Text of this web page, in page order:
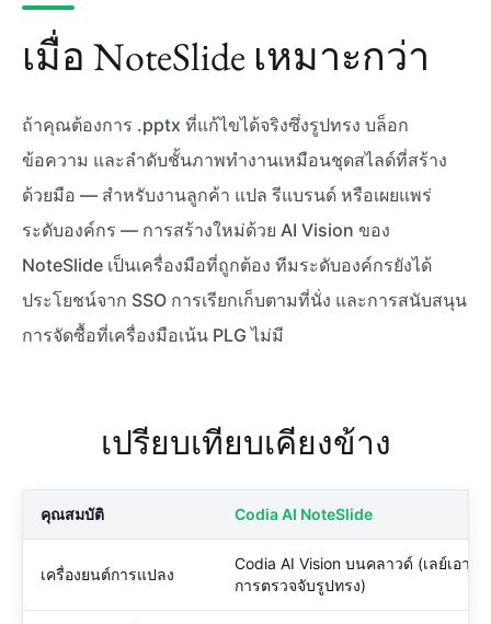
เมื่อ NoteSlide เหมาะกว่า
ถ้าคุณต้องการ .pptx ที่แก้ไขได้จริงซึ่งรูปทรง บล็อก
ข้อความ และลำดับชั้นภาพทำงานเหมือนชุดสไลด์ที่สร้าง
ด้วยมือ — สำหรับงานลูกค้า แปล รีแบรนด์ หรือเผยแพร่
ระดับองค์กร — การสร้างใหม่ด้วย AI Vision ของ
NoteSlide เป็นเครื่องมือที่ถูกต้อง ทีมระดับองค์กรยังได้
ประโยชน์จาก SSO การเรียกเก็บตามที่นั่ง และการสนับสนุน
การจัดซื้อที่เครื่องมือเน้น PLG ไม่มี
เปรียบเทียบเคียงข้าง
คุณสมบัติ Codia AI NoteSlide
เครื่องยนต์การแปลง
Codia AI Vision บนคลาวด์ (เลย์เอาต์
การตรวจจับรูปทรง)